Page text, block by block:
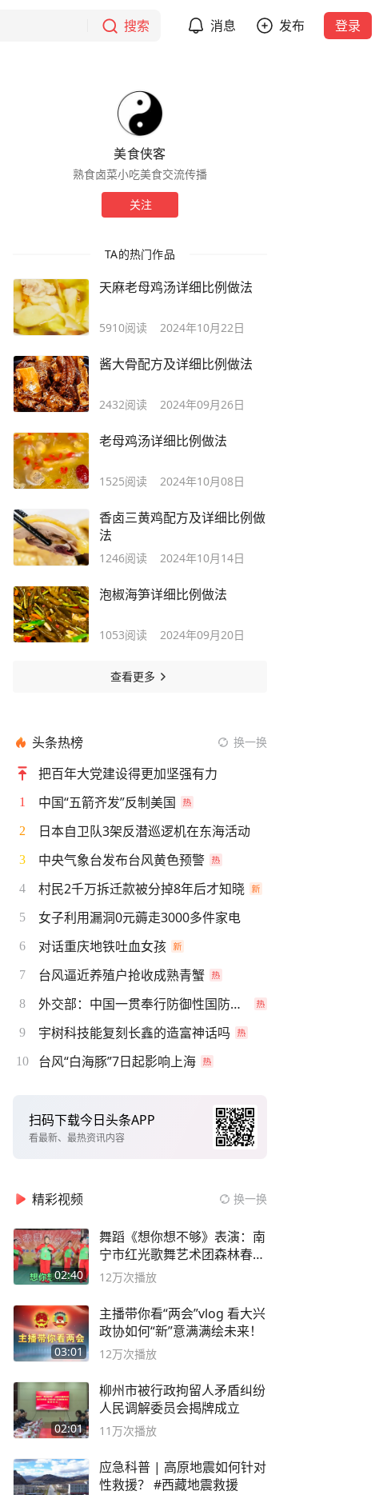
搜索 消息 发布 登录
美食侠客
熟食卤菜小吃美食交流传播
关注
TA的热门作品
天麻老母鸡汤详细比例做法
5910阅读 2024年10月22日
酱大骨配方及详细比例做法
2432阅读 2024年09月26日
老母鸡汤详细比例做法
1525阅读 2024年10月08日
香卤三黄鸡配方及详细比例做
法
1246阅读 2024年10月14日
泡椒海笋详细比例做法
1053阅读 2024年09月20日
查看更多
头条热榜 换一换
把百年大党建设得更加坚强有力
1 中国“五箭齐发”反制美国
2 日本自卫队3架反潜巡逻机在东海活动
3 中央气象台发布台风黄色预警
4 村民2千万拆迁款被分掉8年后才知晓
5 女子利用漏洞0元薅走3000多件家电
6 对话重庆地铁吐血女孩
7 台风逼近养殖户抢收成熟青蟹
8 外交部：中国一贯奉行防御性国防政策
9 宇树科技能复刻长鑫的造富神话吗
10 台风“白海豚”7日起影响上海
扫码下载今日头条APP
看最新、最热资讯内容
精彩视频 换一换
02:40
舞蹈《想你想不够》表演：南
宁市红光歌舞艺术团森林春红
舞蹈队。
12万次播放
03:01
主播带你看“两会”vlog 看大兴
政协如何“新”意满满绘未来！
12万次播放
02:01
柳州市被行政拘留人矛盾纠纷
人民调解委员会揭牌成立
11万次播放
应急科普 | 高原地震如何针对
性救援？ #西藏地震救援